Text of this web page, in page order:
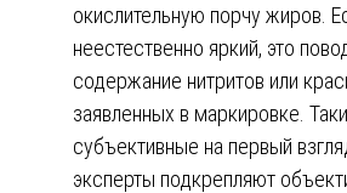
окислительную порчу жиров.
неестественно яркий, это
содержание нитритов или
заявленных в маркировке.
субъективные на первый
эксперты подкрепляют